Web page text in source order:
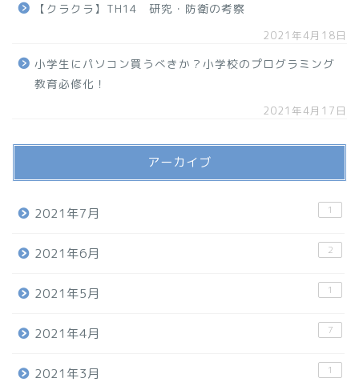
【クラクラ】TH14 研究・防衛の考察
2021年4月18日
小学生にパソコン買うべきか？小学校のプログラミング
教育必修化！
2021年4月17日
アーカイブ
2021年7月 1
2021年6月 2
2021年5月 1
2021年4月 7
2021年3月 1